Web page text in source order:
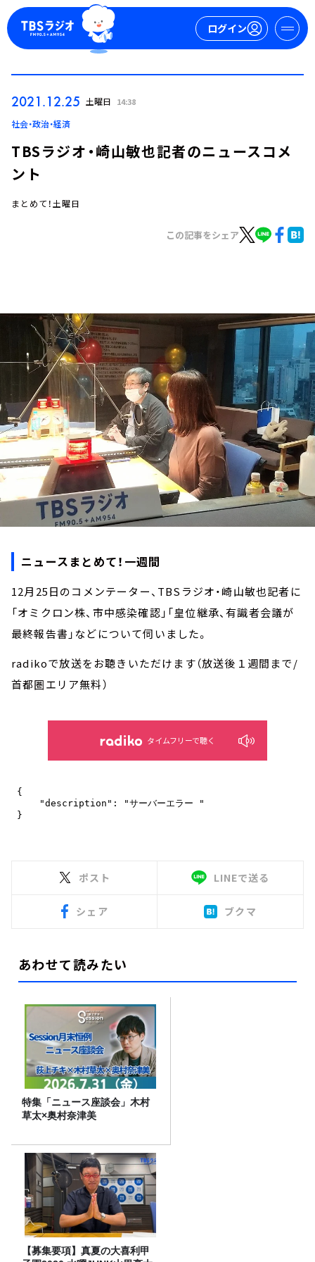
ログイン
お知らせ
イベント・グッズ
YouTube
会社情報
2021.12.25 土曜日 14:38
社会・政治・経済
TBSラジオ・崎山敏也記者のニュースコメ
ント
まとめて！土曜日
この記事をシェア
ニュースまとめて！一週間
12月25日のコメンテーター、TBSラジオ・崎山敏也記者に
「オミクロン株、市中感染確認」「皇位継承、有識者会議が
最終報告書」などについて伺いました。
radikoで放送をお聴きいただけます（放送後１週間まで/
首都圏エリア無料）
タイムフリーで聴く
ポスト LINEで送る
シェア ブクマ
あわせて読みたい
特集「ニュース座談会」木村
草太×奥村奈津美
【募集要項】真夏の大喜利甲